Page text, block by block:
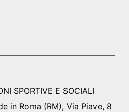
SPORTIVE E SOCIALI
in Roma (RM), Via Piave, 8